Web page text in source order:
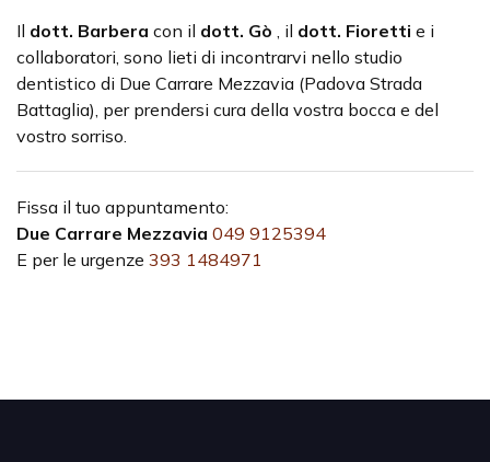
Il dott. Barbera con il dott. Gò , il dott. Fioretti e i
collaboratori, sono lieti di incontrarvi nello studio
dentistico di Due Carrare Mezzavia (Padova Strada
Battaglia), per prendersi cura della vostra bocca e del
vostro sorriso.
Fissa il tuo appuntamento:
Due Carrare Mezzavia 049 9125394
E per le urgenze 393 1484971